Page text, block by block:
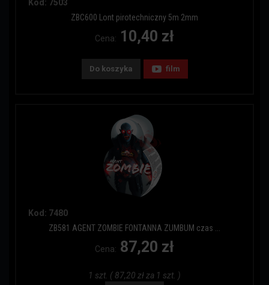
Kod: 7503
ZBC600 Lont pirotechniczny 5m 2mm
Cena: 10,40 zł
Do koszyka film
Kod: 7480
ZB581 AGENT ZOMBIE FONTANNA ZUMBUM czas ...
Cena: 87,20 zł
1 szt. ( 87,20 zł za 1 szt. )